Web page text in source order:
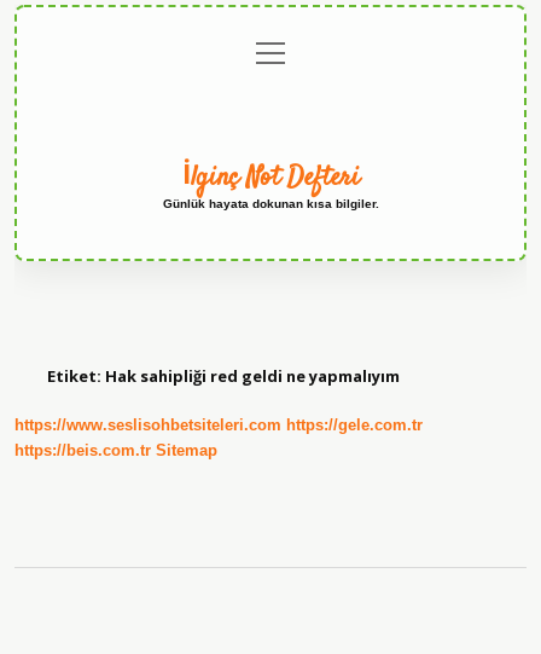
menüyü
aç
İlginç Not Defteri
Günlük hayata dokunan kısa bilgiler.
Etiket: Hak sahipliği red geldi ne yapmalıyım
https://www.seslisohbetsiteleri.com https://gele.com.tr
https://beis.com.tr Sitemap